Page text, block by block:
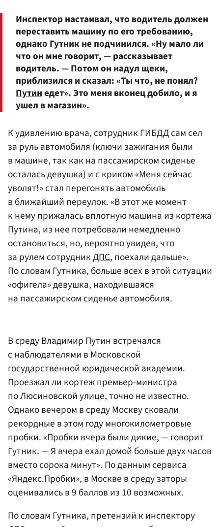
Инспектор настаивал, что водитель должен
переставить машину по его требованию,
однако Гутник не подчинился. «Ну мало ли
что он мне говорит, — рассказывает
водитель. — Потом он надул щеки,
приблизился и сказал: «Ты что, не понял?
Путинедет». Это меня вконец добило, и я
ушел в магазин».
К удивлению врача, сотрудник ГИБДД сам сел
за руль автомобиля (ключи зажигания были
в машине, так как на пассажирском сиденье
осталась девушка) и с криком «Меня сейчас
уволят!» стал перегонять автомобиль
в ближайший переулок. «В этот же момент
к нему прижалась вплотную машина из кортежа
Путина, из нее потребовали немедленно
остановиться, но, вероятно увидев, что
за рулем сотрудникДПС, поехали дальше».
По словам Гутника, больше всех в этой ситуации
«офигела» девушка, находившаяся
на пассажирском сиденье автомобиля.
В среду Владимир Путин встречался
с наблюдателями в Московской
государственной юридической академии.
Проезжал ли кортеж премьер-министра
по Люсиновской улице, точно не известно.
Однако вечером в среду Москву сковали
рекордные в этом году многокилометровые
пробки. «Пробки вчера были дикие, — говорит
Гутник. — Я вчера ехал домой больше двух часов
вместо сорока минут». По данным сервиса
«Яндекс.Пробки», в Москве в среду заторы
оценивались в 9 баллов из 10 возможных.
По словам Гутника, претензий к инспектору